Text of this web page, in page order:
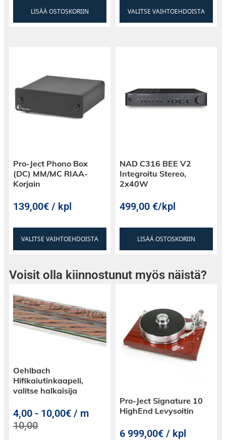
LISÄÄ OSTOSKORIIN VALITSE VAIHTOEHDOISTA
Pro-Ject Phono Box
(DC) MM/MC RIAA-
Korjain
139,00€ / kpl
VALITSE VAIHTOEHDOISTA
NAD C316 BEE V2
Integroitu Stereo,
2x40W
499,00€/kpl
LISÄÄ OSTOSKORIIN
Voisit olla kiinnostunut myös näistä?
Oehlbach
Hifikaiutinkaapeli,
valitse halkaisija
4,00 - 10,00€ / m
10,00
Pro-Ject Signature 10
HighEnd Levysoitin
6 999,00€ / kpl